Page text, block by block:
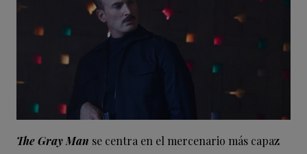
The Gray Man se centra en el mercenario más capaz